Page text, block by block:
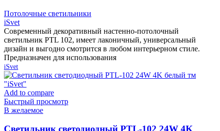
Потолочные светильники
iSvet
Современный декоративный настенно-потолочный
светильник PTL 102, имеет лаконичный, универсальный
дизайн и выгодно смотрится в любом интерьерном стиле.
Предназначен для использования
iSvet
Add to compare
Быстрый просмотр
В желаемое
Cветильник светодиодный PTL-102 24W 4K